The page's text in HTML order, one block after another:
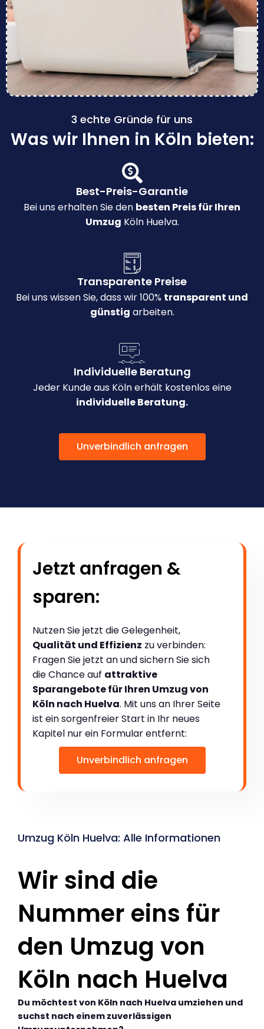
3 echte Gründe für uns
Was wir Ihnen in Köln bieten:
Best-Preis-Garantie
Bei uns erhalten Sie den besten Preis für Ihren
Umzug Köln Huelva.
Transparente Preise
Bei uns wissen Sie, dass wir 100% transparent und
günstig arbeiten.
Individuelle Beratung
Jeder Kunde aus Köln erhält kostenlos eine
individuelle Beratung.
Unverbindlich anfragen
Jetzt anfragen &
sparen:
Nutzen Sie jetzt die Gelegenheit,
Qualität und Effizienz zu verbinden:
Fragen Sie jetzt an und sichern Sie sich
die Chance auf attraktive
Sparangebote für Ihren Umzug von
Köln nach Huelva. Mit uns an Ihrer Seite
ist ein sorgenfreier Start in Ihr neues
Kapitel nur ein Formular entfernt:
Unverbindlich anfragen
Umzug Köln Huelva: Alle Informationen
Wir sind die
Nummer eins für
den Umzug von
Köln nach Huelva
Du möchtest von Köln nach Huelva umziehen und
suchst nach einem zuverlässigen